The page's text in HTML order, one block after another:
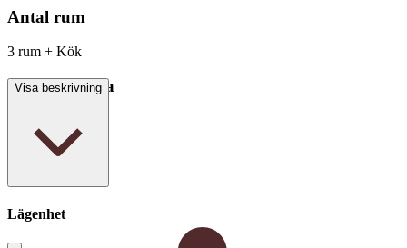
Antal rum
3 rum + Kök
Boarea/Biarea
Visa beskrivning
Lägenhet